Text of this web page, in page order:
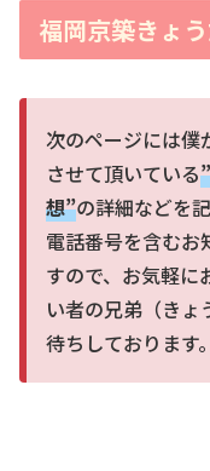
福岡京築きょ
次のページには僕
させて頂いている
想”の詳細などを
電話番号を含むお
すので、お気軽に
い者の兄弟（きょ
待ちしております。